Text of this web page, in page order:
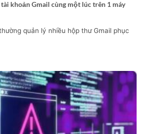
khoản Gmail cùng một lúc trên 1 máy
quản lý nhiều hộp thư Gmail phục